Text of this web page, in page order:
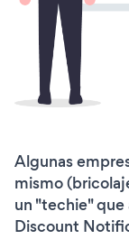
Algunas
mismo
un "techie"
Discount